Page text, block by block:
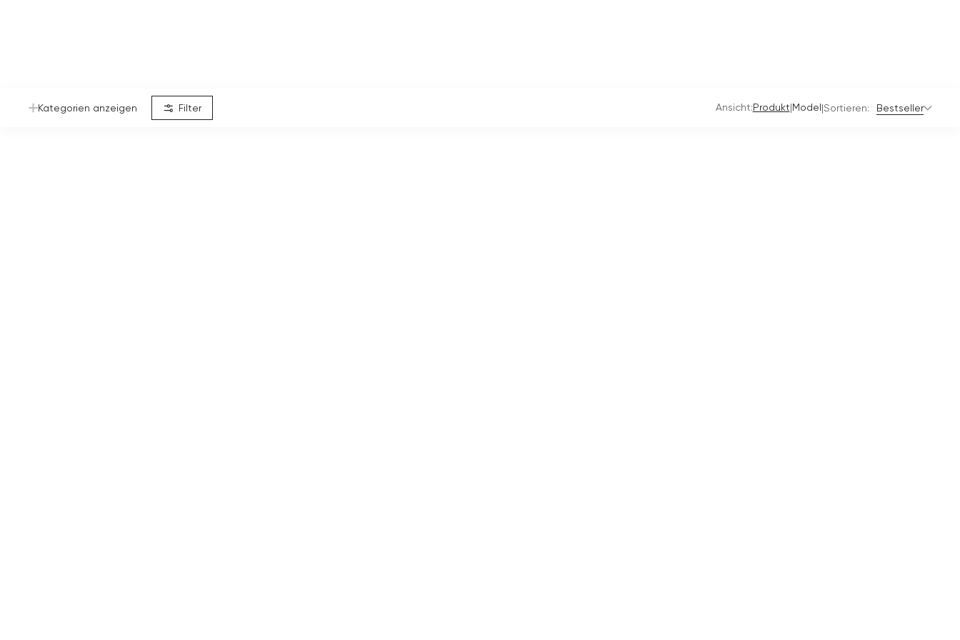
Kategorien anzeigen Filter Ansicht:Produkt|Model|Sortieren: Bestseller